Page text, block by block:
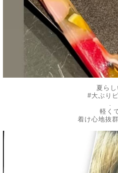
夏らし
#大ぶり
.
軽く
着け心地抜